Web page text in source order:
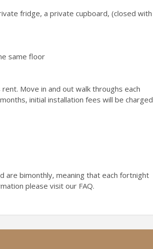
fridge, a private cupboard, (closed with
same floor
Move in and out walk throughs each
initial installation fees will be charged
are bimonthly, meaning that each fortnight
please visit our FAQ.